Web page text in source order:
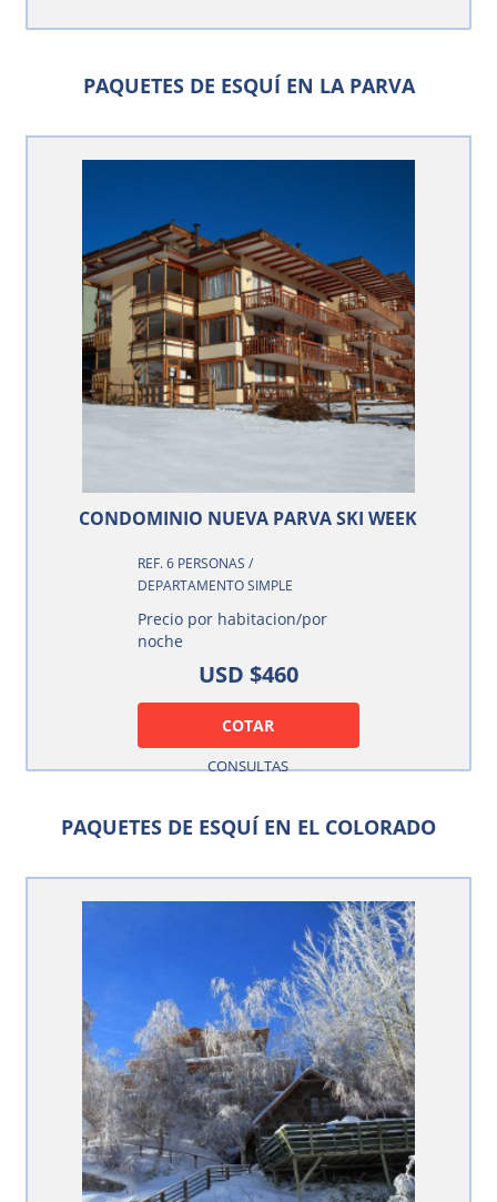
PAQUETES DE ESQUÍ EN LA PARVA
CONDOMINIO NUEVA PARVA SKI WEEK
REF. 6 PERSONAS /
DEPARTAMENTO SIMPLE
Precio por habitacion/por
noche
USD $460
COTAR
CONSULTAS
PAQUETES DE ESQUÍ EN EL COLORADO